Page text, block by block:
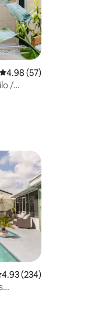
Calificación
4.98 (57)
/
promedio:
4.93 (234)